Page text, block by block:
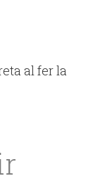
al fer la